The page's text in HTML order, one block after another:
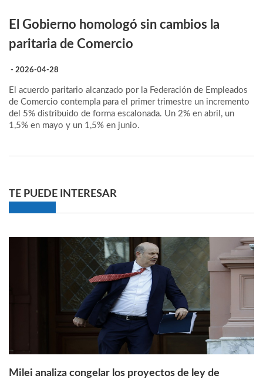
El Gobierno homologó sin cambios la
paritaria de Comercio
- 2026-04-28
El acuerdo paritario alcanzado por la Federación de Empleados
de Comercio contempla para el primer trimestre un incremento
del 5% distribuido de forma escalonada. Un 2% en abril, un
1,5% en mayo y un 1,5% en junio.
TE PUEDE INTERESAR
Milei analiza congelar los proyectos de ley de